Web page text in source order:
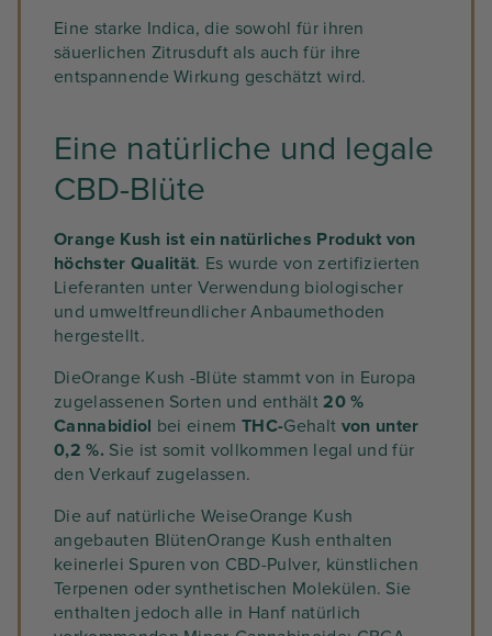
Eine starke Indica, die sowohl für ihren
säuerlichen Zitrusduft als auch für ihre
entspannende Wirkung geschätzt wird.
Eine natürliche und legale
CBD-Blüte
Orange Kush ist ein natürliches Produkt von
höchster Qualität. Es wurde von zertifizierten
Lieferanten unter Verwendung biologischer
und umweltfreundlicher Anbaumethoden
hergestellt.
DieOrange Kush -Blüte stammt von in Europa
zugelassenen Sorten und enthält20 %
Cannabidiol bei einemTHC-Gehalt von unter
0,2 %. Sie ist somit vollkommen legal und für
den Verkauf zugelassen.
Die auf natürliche WeiseOrange Kush
angebauten BlütenOrange Kush enthalten
keinerlei Spuren von CBD-Pulver, künstlichen
Terpenen oder synthetischen Molekülen. Sie
enthalten jedoch alle in Hanf natürlich